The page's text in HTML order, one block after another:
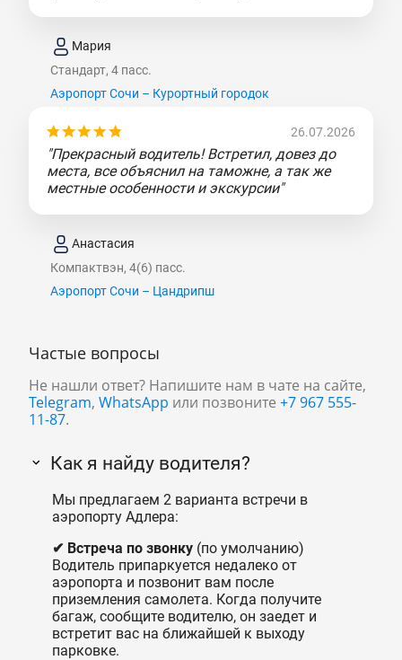
Мария
Стандарт, 4 пасс.
Аэропорт Сочи – Курортный городок
26.07.2026
"Прекрасный водитель! Встретил, довез до
места, все объяснил на таможне, а так же
местные особенности и экскурсии"
Анастасия
Компактвэн, 4(6) пасс.
Аэропорт Сочи – Цандрипш
Частые вопросы
Не нашли ответ? Напишите нам в чате на сайте,
Telegram, WhatsApp или позвоните +7 967 555-
11-87.
Как я найду водителя?
Мы предлагаем 2 варианта встречи в
аэропорту Адлера:
✔ Встреча по звонку(по умолчанию)
Водитель припаркуется недалеко от
аэропорта и позвонит вам после
приземления самолета. Когда получите
багаж, сообщите водителю, он заедет и
встретит вас на ближайшей к выходу
парковке.